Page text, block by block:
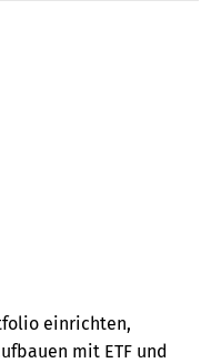
einrichten,
mit ETF und